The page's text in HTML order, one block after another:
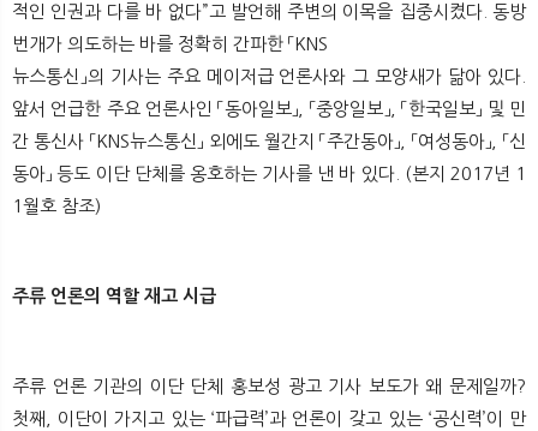
적인 인권과 다를 바 없다”고 발언해 주변의 이목을 집중시켰다. 동방
번개가 의도하는 바를 정확히 간파한 「KNS
뉴스통신」의 기사는 주요 메이저급 언론사와 그 모양새가 닮아 있다.
앞서 언급한 주요 언론사인 「동아일보」, 「중앙일보」, 「한국일보」 및 민
간 통신사 「KNS뉴스통신」 외에도 월간지 「주간동아」, 「여성동아」, 「신
동아」 등도 이단 단체를 옹호하는 기사를 낸 바 있다. (본지 2017년 1
1월호 참조)
주류 언론의 역할 재고 시급
주류 언론 기관의 이단 단체 홍보성 광고 기사 보도가 왜 문제일까?
첫째, 이단이 가지고 있는 ‘파급력’과 언론이 갖고 있는 ‘공신력’이 만